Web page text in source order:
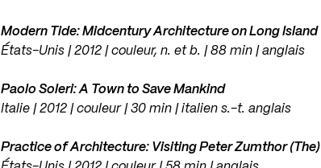
Modern Tide: Midcentury Architecture on Long Island
États-Unis | 2012 | couleur, n. et b. | 88 min | anglais
Paolo Soleri: A Town to Save Mankind
Italie | 2012 | couleur | 30 min | italien s.-t. anglais
Practice of Architecture: Visiting Peter Zumthor (The)